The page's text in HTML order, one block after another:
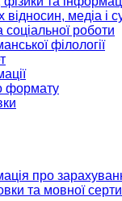
медіа і
соціальної роботи
філології
формату
про
та мовної